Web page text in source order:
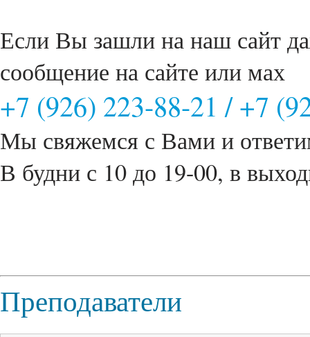
Если Вы зашли на наш сайт
сообщение на сайте или мах
+7 (926) 223-88-21 /+7
Мы свяжемся с Вами и
В будни с 10 до 19-00, в
Преподаватели